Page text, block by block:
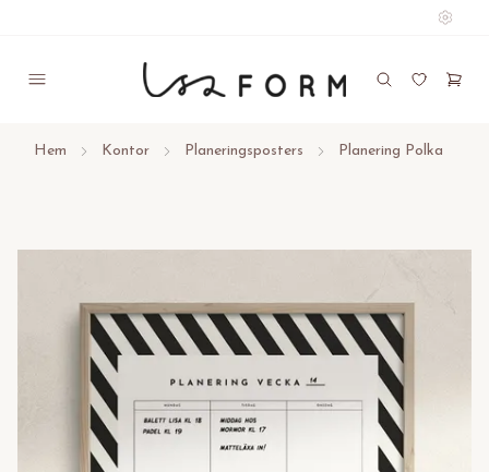
Hem Kontor Planeringsposters Planering Polka